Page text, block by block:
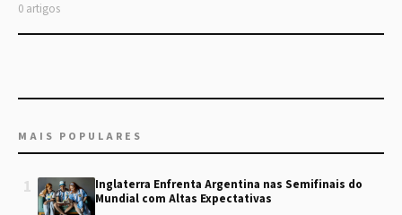
0 artigos
MAIS POPULARES
1
Inglaterra Enfrenta Argentina nas Semifinais do
Mundial com Altas Expectativas